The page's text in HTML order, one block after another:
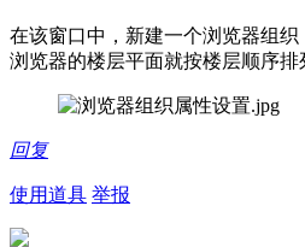
在该窗口中，新建一个浏览器组
浏览器的楼层平面就按楼层顺序排
回复
使用道具 举报